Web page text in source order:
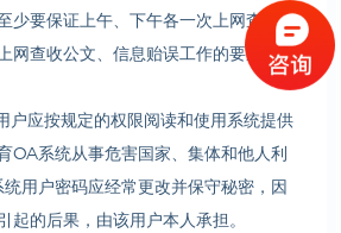
少要保证上午、下午各一次上网查收文
网查收公文、信息贻误工作的要追究相
户应按规定的权限阅读和使用系统提供
OA系统从事危害国家、集体和他人利
用户密码应经常更改并保守秘密，因
起的后果，由该用户本人承担。